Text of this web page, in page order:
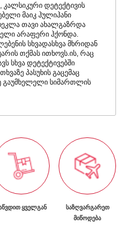
კალსიკური დეტექტივის
მაიკ ჰულიჰანი
თავი ახალგაზრდა
არაფერი ჰქონდა.
სხვადასხვა მხრიდან
თქმას ითხოვს.ის, რაც
სხვა დეტექტივებში
პასუხის გაცემაც
სიმართლის
ᲧᲕᲔᲚᲒᲐᲜ
ᲡᲐᲖᲦᲕᲐᲠᲒᲐᲠᲔᲗ
ᲛᲘᲬᲝᲓᲔᲑᲐ